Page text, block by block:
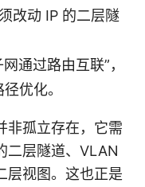
改动 IP 的二层隧
通过路由互联”，
优化。
非孤立存在，它需
二层隧道、VLAN
层视图。这也正是